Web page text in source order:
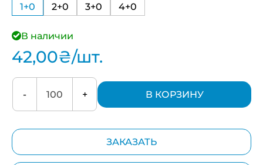
1+0 2+0 3+0 4+0
В наличии
42,00₴/шт.
- + В КОРЗИНУ
ЗАКАЗАТЬ